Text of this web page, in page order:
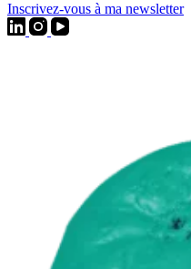
Inscrivez-vous à ma newsletter